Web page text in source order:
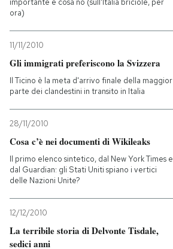
importante e cosa no (sull'Italia briciole, per
ora)
11/11/2010
Gli immigrati preferiscono la Svizzera
Il Ticino è la meta d'arrivo finale della maggior
parte dei clandestini in transito in Italia
28/11/2010
Cosa c’è nei documenti di Wikileaks
Il primo elenco sintetico, dal New York Times e
dal Guardian: gli Stati Uniti spiano i vertici
delle Nazioni Unite?
12/12/2010
La terribile storia di Delvonte Tisdale,
sedici anni